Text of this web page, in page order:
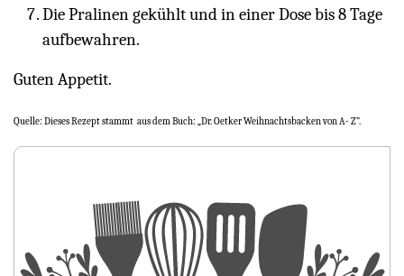
Die Pralinen gekühlt und in einer Dose bis 8 Tage
aufbewahren.
Guten Appetit.
Quelle: Dieses Rezept stammt aus dem Buch: „Dr. Oetker Weihnachtsbacken von A- Z”.